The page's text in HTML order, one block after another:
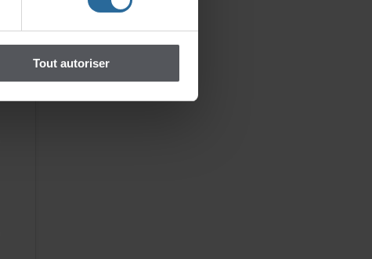
Toutautoriser